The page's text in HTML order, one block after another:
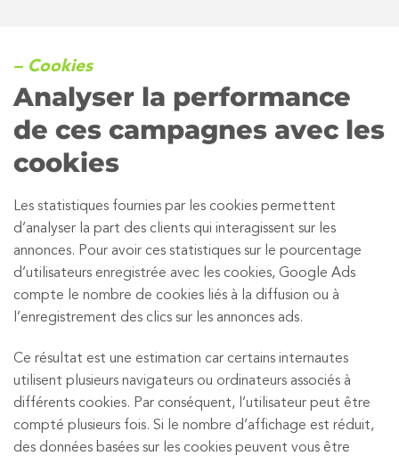
– Cookies
Analyser la performance
de ces campagnes avec les
cookies
Les statistiques fournies par les cookies permettent
d’analyser la part des clients qui interagissent sur les
annonces. Pour avoir ces statistiques sur le pourcentage
d’utilisateurs enregistrée avec les cookies, Google Ads
compte le nombre de cookies liés à la diffusion ou à
l’enregistrement des clics sur les annonces ads.
Ce résultat est une estimation car certains internautes
utilisent plusieurs navigateurs ou ordinateurs associés à
différents cookies. Par conséquent, l’utilisateur peut être
compté plusieurs fois. Si le nombre d’affichage est réduit,
des données basées sur les cookies peuvent vous être